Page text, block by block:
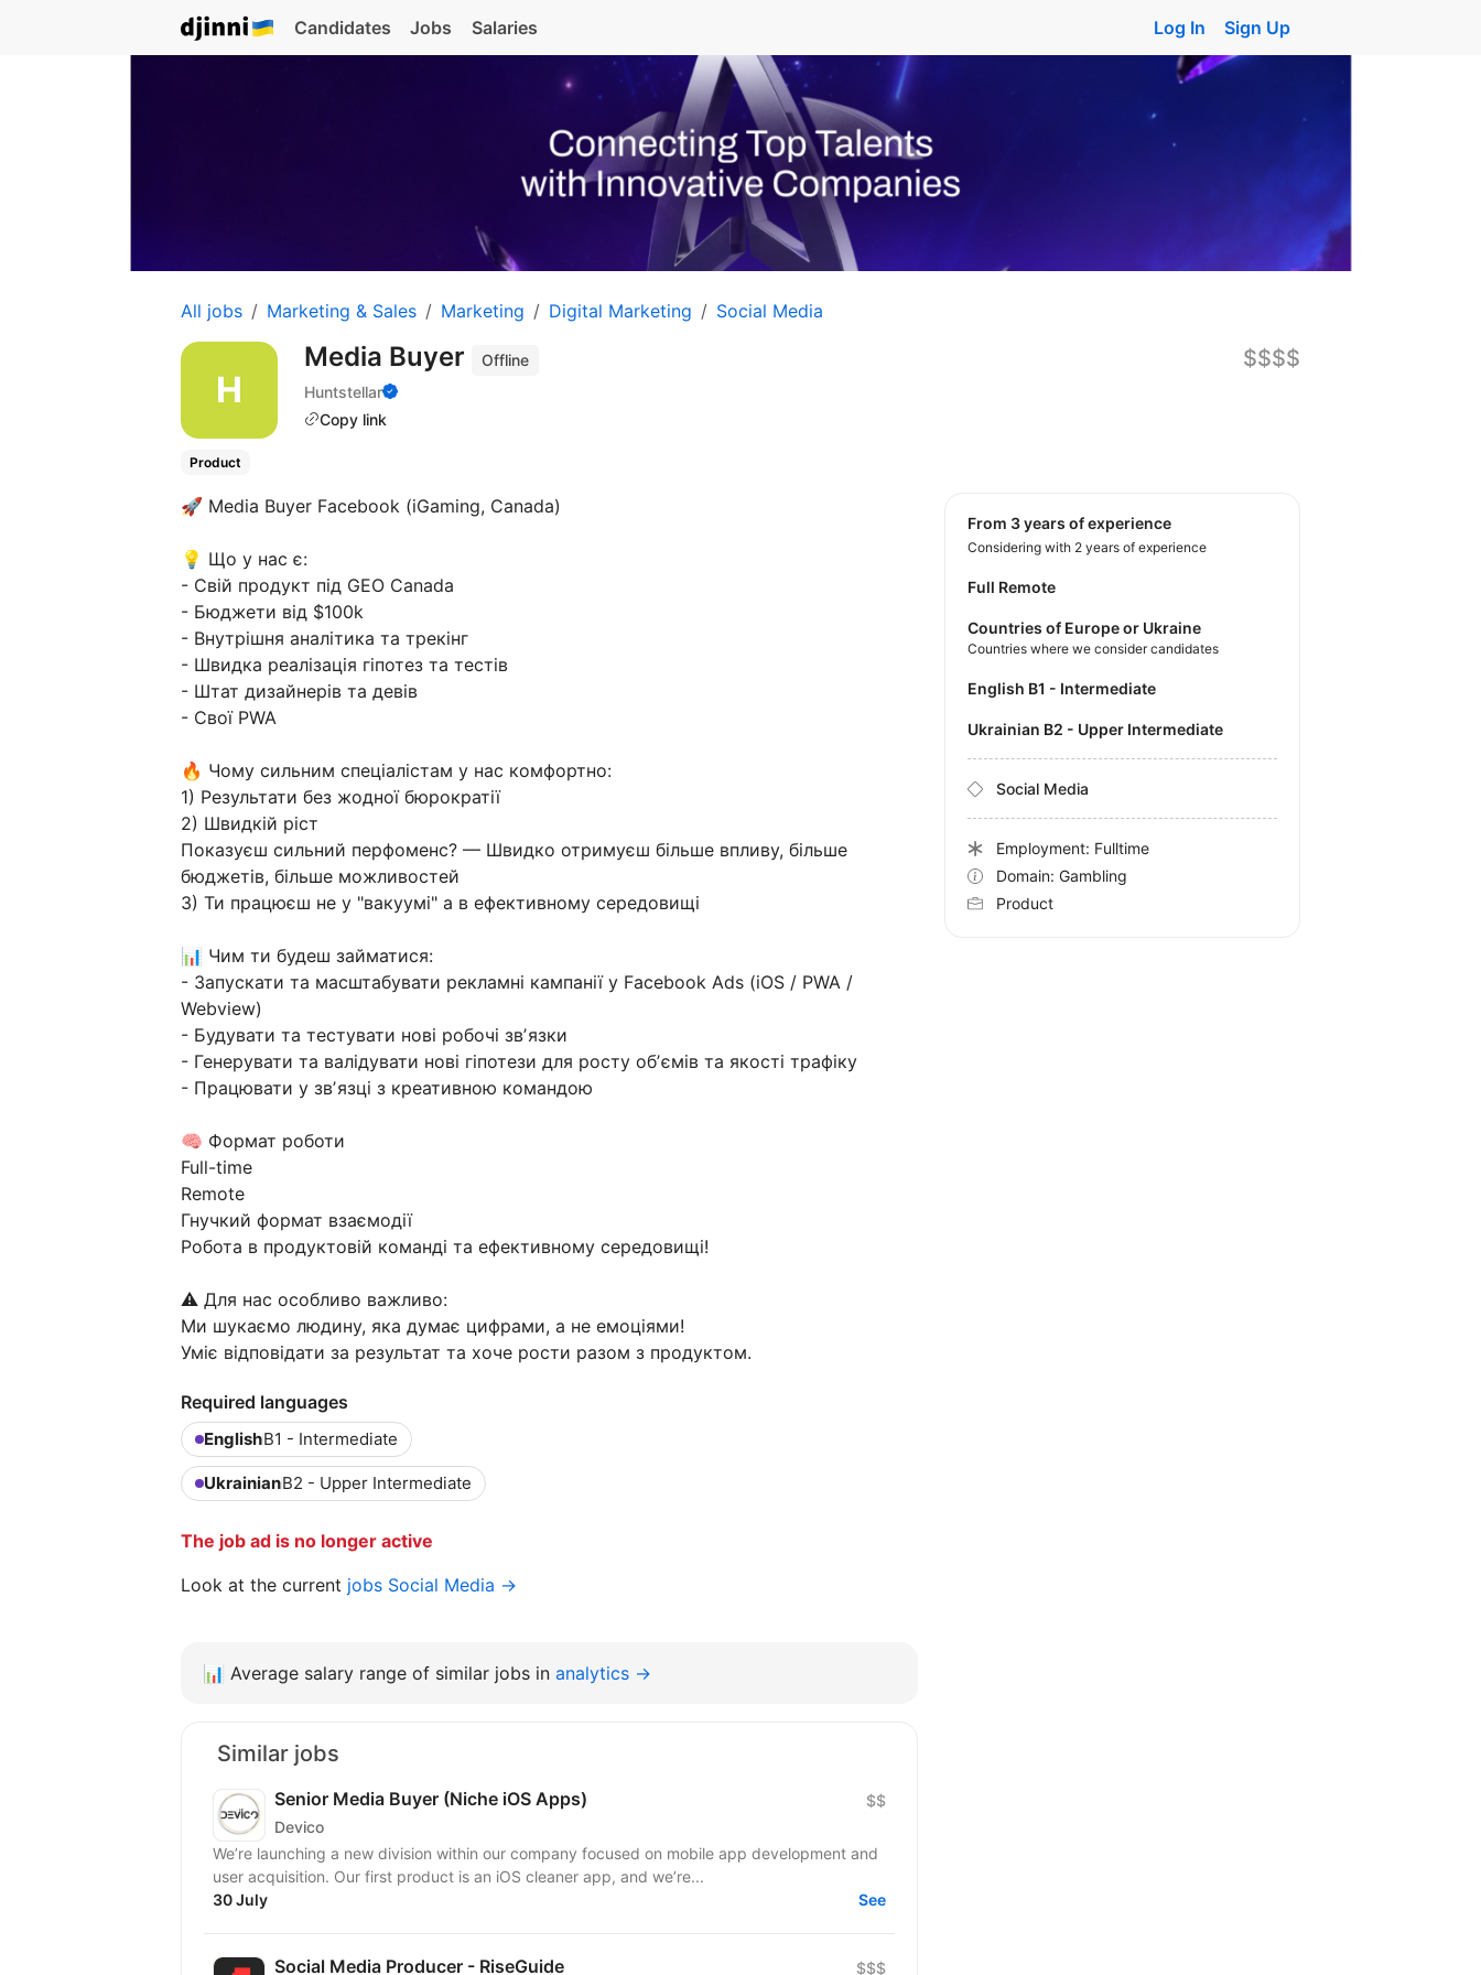
Candidates Jobs Salaries Log In Sign Up
All jobs Marketing & Sales Marketing Digital Marketing Social Media
Media Buyer
Offline
Huntstellar
Copy link
$$$$
Product
🚀 Media Buyer Facebook (iGaming, Canada)
💡 Що у нас є:
- Свій продукт під GEO Canada
- Бюджети від $100k
- Внутрішня аналітика та трекінг
- Швидка реалізація гіпотез та тестів
- Штат дизайнерів та девів
- Свої PWA
🔥 Чому сильним спеціалістам у нас комфортно:
1) Результати без жодної бюрократії
2) Швидкій ріст
Показуєш сильний перфоменс? — Швидко отримуєш більше впливу, більше
бюджетів, більше можливостей
3) Ти працюєш не у "вакуумі" а в ефективному середовищі
📊 Чим ти будеш займатися:
- Запускати та масштабувати рекламні кампанії у Facebook Ads (iOS / PWA /
Webview)
- Будувати та тестувати нові робочі звʼязки
- Генерувати та валідувати нові гіпотези для росту обʼємів та якості трафіку
- Працювати у звʼязці з креативною командою
🧠 Формат роботи
Full-time
Remote
Гнучкий формат взаємодії
Робота в продуктовій команді та ефективному середовищі!
⚠️ Для нас особливо важливо:
Ми шукаємо людину, яка думає цифрами, а не емоціями!
Уміє відповідати за результат та хоче рости разом з продуктом.
Required languages
EnglishB1 - Intermediate
UkrainianB2 - Upper Intermediate
The job ad is no longer active
Look at the current jobs Social Media →
from 3 years of experience
Considering with 2 years of experience
Full Remote
Countries of Europe or Ukraine
Countries where we consider candidates
English B1 - Intermediate
Ukrainian B2 - Upper Intermediate
Social Media
Employment: Fulltime
Domain: Gambling
Product
📊 Average salary range of similar jobs in analytics →
Similar jobs
Senior Media Buyer (Niche iOS Apps)
Devico
$$
We’re launching a new division within our company focused on mobile app development and
user acquisition. Our first product is an iOS cleaner app, and we’re...
30 July
See
Social Media Producer - RiseGuide $$$